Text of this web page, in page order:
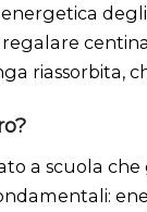
energetica
regalare
riassorbita,
a scuola